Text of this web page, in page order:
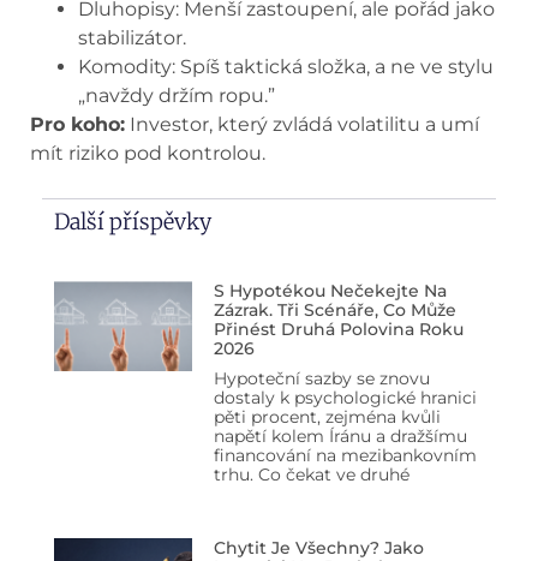
Dluhopisy: Menší zastoupení, ale pořád jako
stabilizátor.
Komodity: Spíš taktická složka, a ne ve stylu
„navždy držím ropu.”
Pro koho: Investor, který zvládá volatilitu a umí
mít riziko pod kontrolou.
Další příspěvky
S Hypotékou Nečekejte Na
Zázrak. Tři Scénáře, Co Může
Přinést Druhá Polovina Roku
2026
Hypoteční sazby se znovu
dostaly k psychologické hranici
pěti procent, zejména kvůli
napětí kolem Íránu a dražšímu
financování na mezibankovním
trhu. Co čekat ve druhé
Chytit Je Všechny? Jako